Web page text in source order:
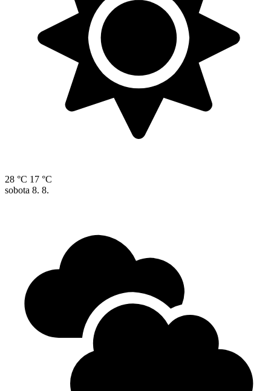
28 °C 17 °C
sobota 8. 8.